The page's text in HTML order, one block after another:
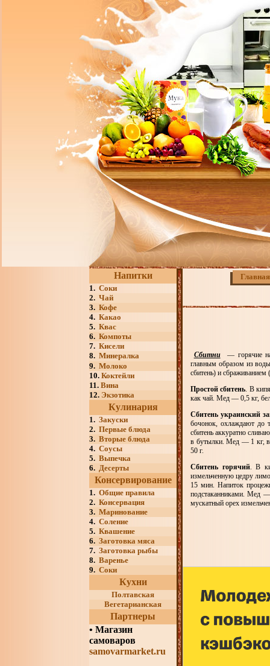
Напитки
1. Соки
2. Чай
3. Кофе
4. Какао
5. Квас
6. Компоты
7. Кисели
8. Минералка
9. Молоко
10. Коктейли
11. Вина
12. Экзотика
Кулинария
1. Закуски
2. Первые блюда
3. Вторые блюда
4. Соусы
5. Выпечка
6. Десерты
Консервирование
1. Общие правила
2. Консервация
3. Маринование
4. Соление
5. Квашение
6. Заготовка мяса
7. Заготовка рыбы
8. Варенье
9. Соки
Кухни
Полтавская
Вегетарианская
Партнеры
• Магазин
самоваров
samovarmarket.ru
Главная
Сбитни
— горячие
главным образом из
сбитень) и
Простой сбитень. В
как чай. Мед — 0,5 кг,
Сбитень украинский
бочонок, охлаждают
сбитень аккуратно
в бутылки. Мед — 1 кг,
50 г.
Сбитень горячий. В
измельченную цедру
15 мин. Напиток
подстаканниками. Мед
мускатный орех